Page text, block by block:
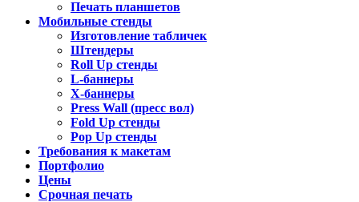
Печать планшетов
Мобильные стенды
Изготовление табличек
Штендеры
Roll Up стенды
L-баннеры
X-баннеры
Press Wall (пресс вол)
Fold Up стенды
Pop Up стенды
Требования к макетам
Портфолио
Цены
Срочная печать